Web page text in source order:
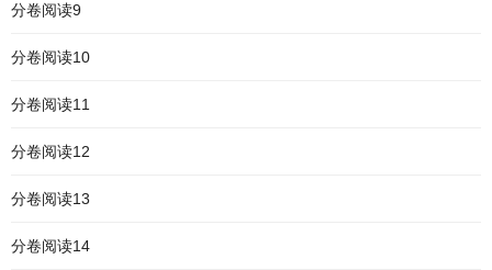
分卷阅读9
分卷阅读10
分卷阅读11
分卷阅读12
分卷阅读13
分卷阅读14